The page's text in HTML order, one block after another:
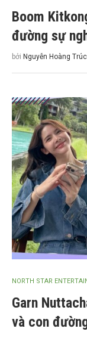
Boom
đường sự
bởi Nguyễn Hoàng
NORTH STAR
Garn
và con